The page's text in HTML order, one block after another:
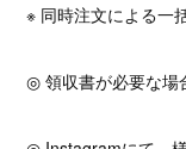
※ 同時注文による一
◎ 領収書が必要な場